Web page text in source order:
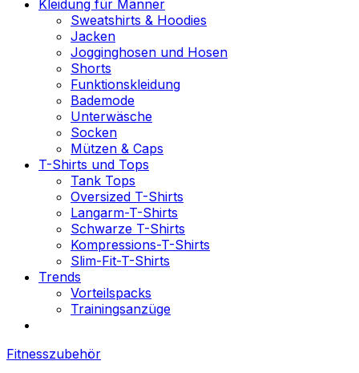
Kleidung für Männer
Sweatshirts & Hoodies
Jacken
Jogginghosen und Hosen
Shorts
Funktionskleidung
Bademode
Unterwäsche
Socken
Mützen & Caps
T-Shirts und Tops
Tank Tops
Oversized T-Shirts
Langarm-T-Shirts
Schwarze T-Shirts
Kompressions-T-Shirts
Slim-Fit-T-Shirts
Trends
Vorteilspacks
Trainingsanzüge
Fitnesszubehör